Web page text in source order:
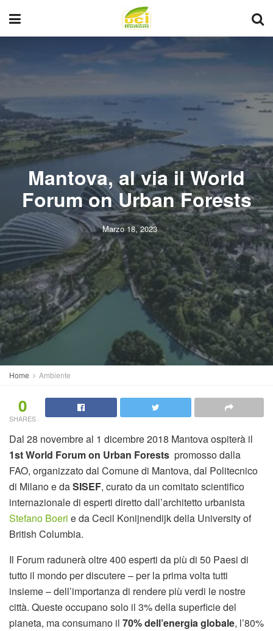
Mantova, al via il World
Forum on Urban Forests
Marzo 18, 2023
Home Ambiente
0
SHARES
Dal 28 novembre al 1 dicembre 2018 Mantova ospiterà il
1st World Forum on Urban Forests promosso dalla
FAO, organizzato dal Comune di Mantova, dal Politecnico
di Milano e daSISEF, curato da un comitato scientifico
internazionale di esperti diretto dall’architetto urbanista
Stefano Boeri e da Cecil Konijnendijk della University of
British Columbia.
Il Forum radunerà oltre 400 esperti da più di 50 Paesi di
tutto il mondo per discutere – per la prima volta tutti
insieme – dell’importanza di rendere più verdi le nostre
città. Queste occupano solo il 3% della superficie del
pianeta, ma consumano il 70% dell’energia globale, l’80%